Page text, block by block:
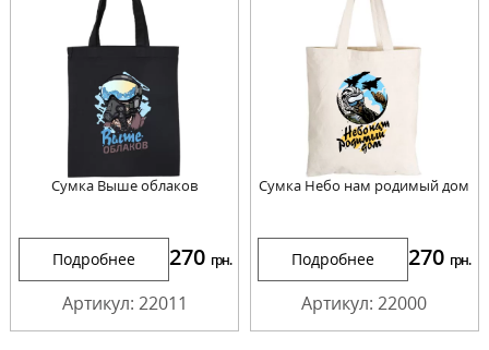
Сумка Выше облаков
Подробнее 270 грн.
Артикул: 22011
Сумка Небо нам родимый дом
Подробнее 270 грн.
Артикул: 22000